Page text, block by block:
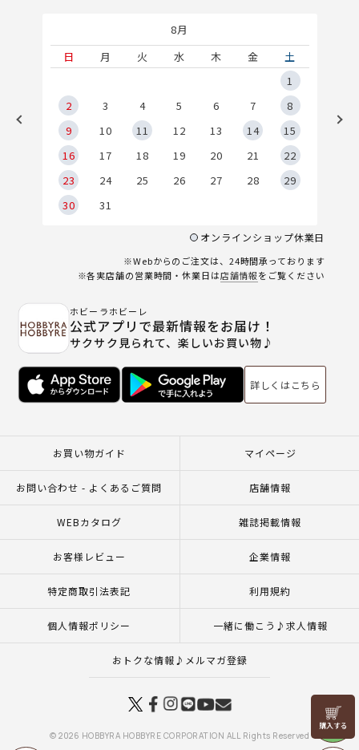
リリヤン
フェア
8月
日
月 火 水 木 金
土
1
2
3 4 5 6 7
8
9
10 11 12 13 14
15
16
17 18 19 20 21
22
23
24 25 26 27 28
29
30
31
オンラインショップ休業日
※Webからのご注文は、24時間承っております
※各実店舗の営業時間・休業日は店舗情報をご覧ください
ホビーラホビーレ
公式アプリで最新情報をお届け！
サクサク見られて、楽しいお買い物♪
詳しくはこちら
お買い物ガイド マイページ
お問い合わせ - よくあるご質問 店舗情報
WEBカタログ 雑誌掲載情報
お客様レビュー 企業情報
特定商取引法表記 利用規約
個人情報ポリシー 一緒に働こう♪求人情報
おトクな情報♪メルマガ登録
© 2026 HOBBYRA HOBBYRE CORPORATION ALL Rights Reserved